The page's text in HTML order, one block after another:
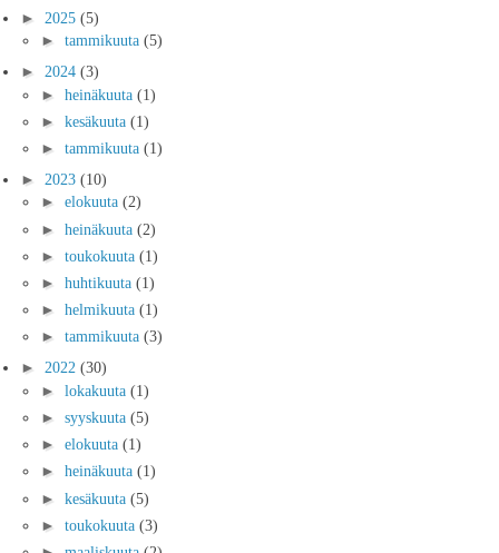
► 2025 (5)
► tammikuuta (5)
► 2024 (3)
► heinäkuuta (1)
► kesäkuuta (1)
► tammikuuta (1)
► 2023 (10)
► elokuuta (2)
► heinäkuuta (2)
► toukokuuta (1)
► huhtikuuta (1)
► helmikuuta (1)
► tammikuuta (3)
► 2022 (30)
► lokakuuta (1)
► syyskuuta (5)
► elokuuta (1)
► heinäkuuta (1)
► kesäkuuta (5)
► toukokuuta (3)